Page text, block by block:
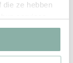
ze hebben